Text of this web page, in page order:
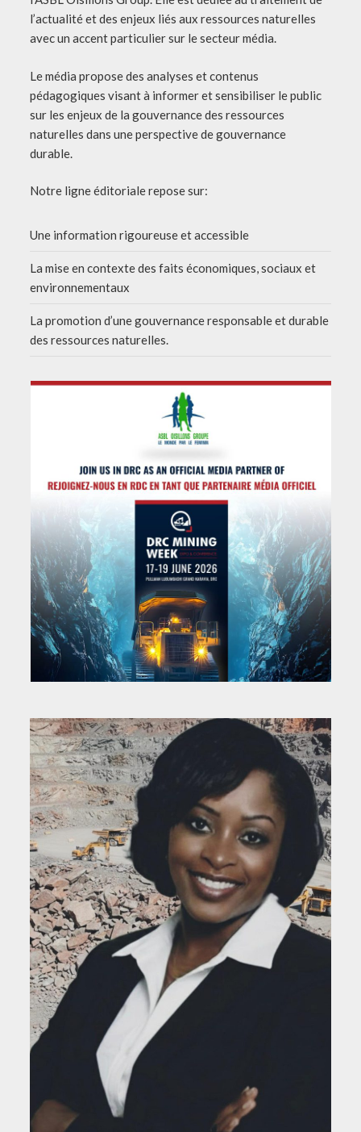
l’actualité et des enjeux liés aux ressources naturelles
avec un accent particulier sur le secteur média.
Le média propose des analyses et contenus
pédagogiques visant à informer et sensibiliser le public
sur les enjeux de la gouvernance des ressources
naturelles dans une perspective de gouvernance
durable.
Notre ligne éditoriale repose sur:
Une information rigoureuse et accessible
La mise en contexte des faits économiques, sociaux et
environnementaux
La promotion d’une gouvernance responsable et durable
des ressources naturelles.